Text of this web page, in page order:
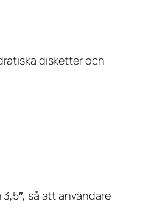
disketter och
så att användare